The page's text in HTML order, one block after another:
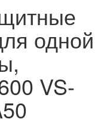
одной
VS-